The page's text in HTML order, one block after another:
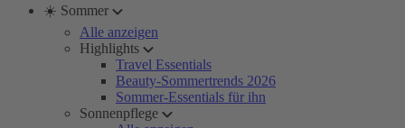
☀️ Sommer
Alle anzeigen
Highlights
Travel Essentials
Beauty-Sommertrends 2026
Sommer-Essentials für ihn
Sonnenpflege